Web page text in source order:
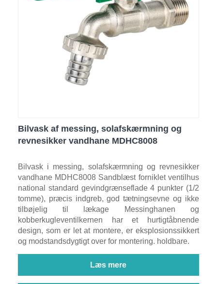
Bilvask af messing, solafskærmning og
revnesikker vandhane MDHC8008
Bilvask i messing, solafskærmning og revnesikker
vandhane MDHC8008 Sandblæst forniklet ventilhus
national standard gevindgrænseflade 4 punkter (1/2
tomme), præcis indgreb, god tætningsevne og ikke
tilbøjelig til lækage Messinghanen og
kobberkugleventilkernen har et hurtigtåbnende
design, som er let at montere, er eksplosionssikkert
og modstandsdygtigt over for montering. holdbare.
Læs mere